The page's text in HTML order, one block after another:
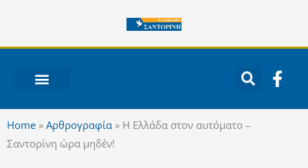
περιεχόμενο
F
a
Home » Αρθρογραφία » Η Ελλάδα στον αυτόματο –
Σαντορίνη ώρα μηδέν!